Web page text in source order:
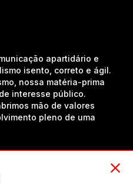
apartidário e
isento, correto e ágil.
nossa matéria-prima
interesse público.
mão de valores
pleno de uma